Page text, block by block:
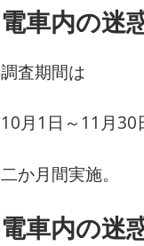
電車内の迷
調査期間は
10月1日～11月30
二か月間実施。
電車内の迷